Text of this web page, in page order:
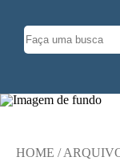
HOME /